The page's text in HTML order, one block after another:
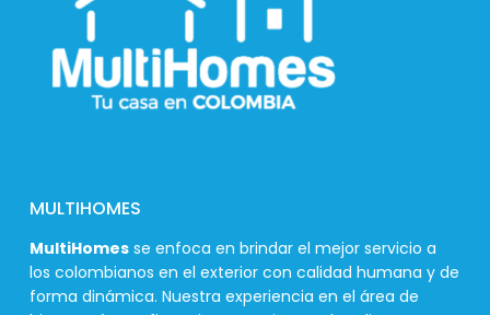
MULTIHOMES
MultiHomes se enfoca en brindar el mejor servicio a
los colombianos en el exterior con calidad humana y de
forma dinámica. Nuestra experiencia en el área de